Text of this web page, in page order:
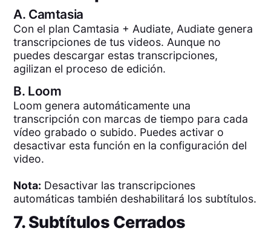
A. Camtasia
Con el plan Camtasia + Audiate, Audiate genera
transcripciones de tus videos. Aunque no
puedes descargar estas transcripciones,
agilizan el proceso de edición.
B. Loom
Loom genera automáticamente una
transcripción con marcas de tiempo para cada
vídeo grabado o subido. Puedes activar o
desactivar esta función en la configuración del
video.
Nota: Desactivar las transcripciones
automáticas también deshabilitará los subtítulos.
7. Subtítulos Cerrados